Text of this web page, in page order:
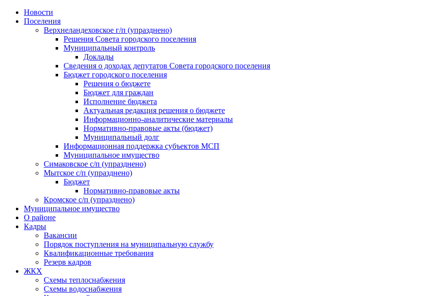
Skip
Новости
Поселения
Верхнеландеховское г/п (упразднено)
Решения Совета городского поселения
Муниципальный контроль
Доклады
Сведения о доходах депутатов Совета городского поселения
Бюджет городского поселения
Решения о бюджете
Бюджет для граждан
Исполнение бюджета
Актуальная редакция решения о бюджете
Информационно-аналитические материалы
Нормативно-правовые акты (бюджет)
Муниципальный долг
Информационная поддержка субъектов МСП
Муниципальное имущество
Симаковское с/п (упразднено)
Мытское с/п (упразднено)
Бюджет
Нормативно-правовые акты
Кромское с/п (упразднено)
Муниципальное имущество
О районе
Кадры
Вакансии
Порядок поступления на муниципальную службу
Квалификационные требования
Резерв кадров
ЖКХ
Схемы теплоснабжения
Схемы водоснабжения